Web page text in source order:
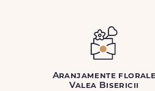
Aranjamente
Valea Bisericii